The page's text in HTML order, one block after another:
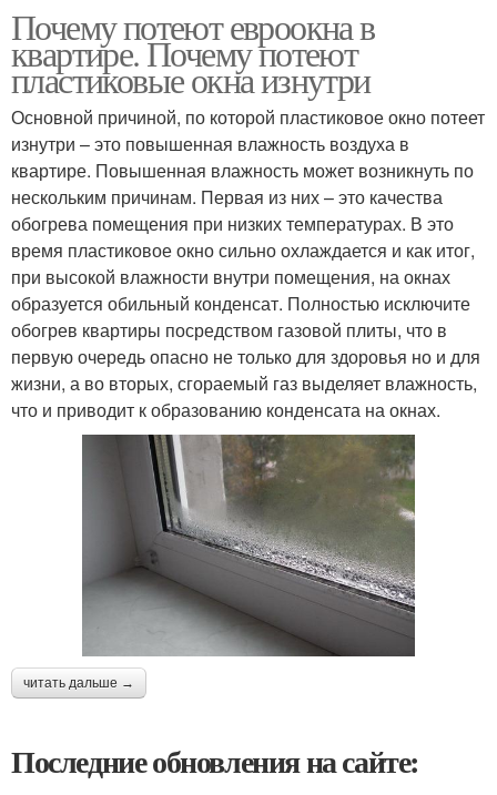
Почему потеют евроокна в
квартире. Почему потеют
пластиковые окна изнутри
Основной причиной, по которой пластиковое окно потеет
изнутри – это повышенная влажность воздуха в
квартире. Повышенная влажность может возникнуть по
нескольким причинам. Первая из них – это качества
обогрева помещения при низких температурах. В это
время пластиковое окно сильно охлаждается и как итог,
при высокой влажности внутри помещения, на окнах
образуется обильный конденсат. Полностью исключите
обогрев квартиры посредством газовой плиты, что в
первую очередь опасно не только для здоровья но и для
жизни, а во вторых, сгораемый газ выделяет влажность,
что и приводит к образованию конденсата на окнах.
читать дальше →
Последние обновления на сайте: